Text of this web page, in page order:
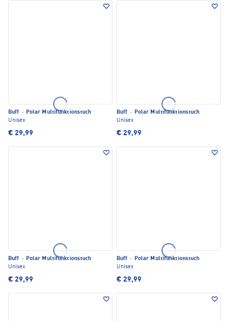
Buff · Polar Multifunktionstuch
Unisex
€ 29,99
Buff · Polar Multifunktionstuch
Unisex
€ 29,99
Buff · Polar Multifunktionstuch
Unisex
€ 29,99
Buff · Polar Multifunktionstuch
Unisex
€ 29,99